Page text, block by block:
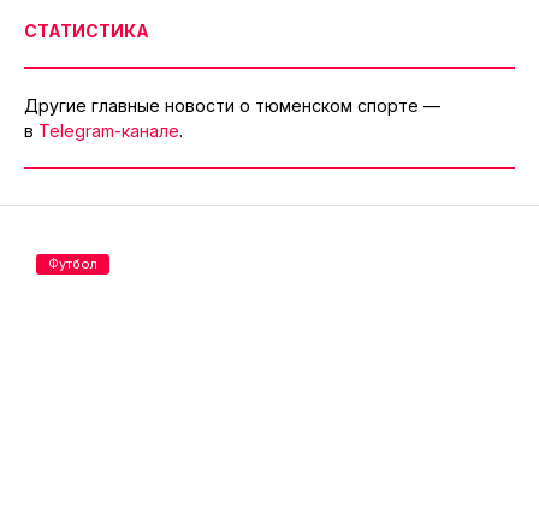
СТАТИСТИКА
Другие главные новости о тюменском спорте —
в Telegram-канале.
Футбол